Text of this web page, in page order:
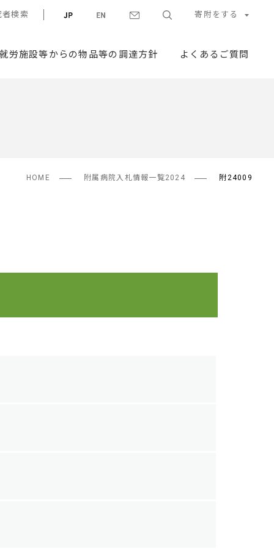
者検索 寄附をする
労施設等からの物品等の調達方針 よくあるご質問
HOME 附属病院入札情報一覧2024 附24009